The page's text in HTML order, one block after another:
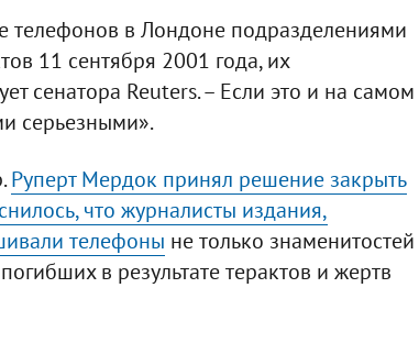
телефонов в Лондоне подразделениями
11 сентября 2001 года, их
сенатора Reuters. – Если это и на самом
серьезными».
Руперт Мердок принял решение закрыть
что журналисты издания,
телефоны не только знаменитостей
в результате терактов и жертв